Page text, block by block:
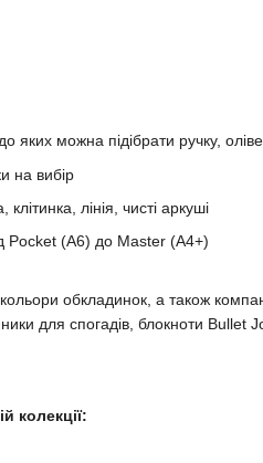
яких можна підібрати ручку,
на вибір
лінія, чисті аркуші
Pocket (A6) до Master (A4+)
обкладинок, а також
для спогадів, блокноти Bullet
колекції: